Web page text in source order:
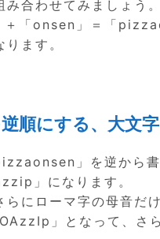
み合わせてみましょう。
＋「onsen」＝「
ます。
順にする、大文
」を逆から書
」になります。
らにローマ字の母音だ
」となって、さ